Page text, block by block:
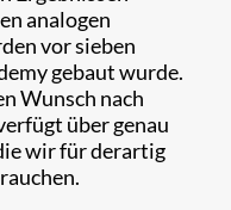
analogen
vor sieben
gebaut wurde.
Wunsch nach
über genau
wir für derartig